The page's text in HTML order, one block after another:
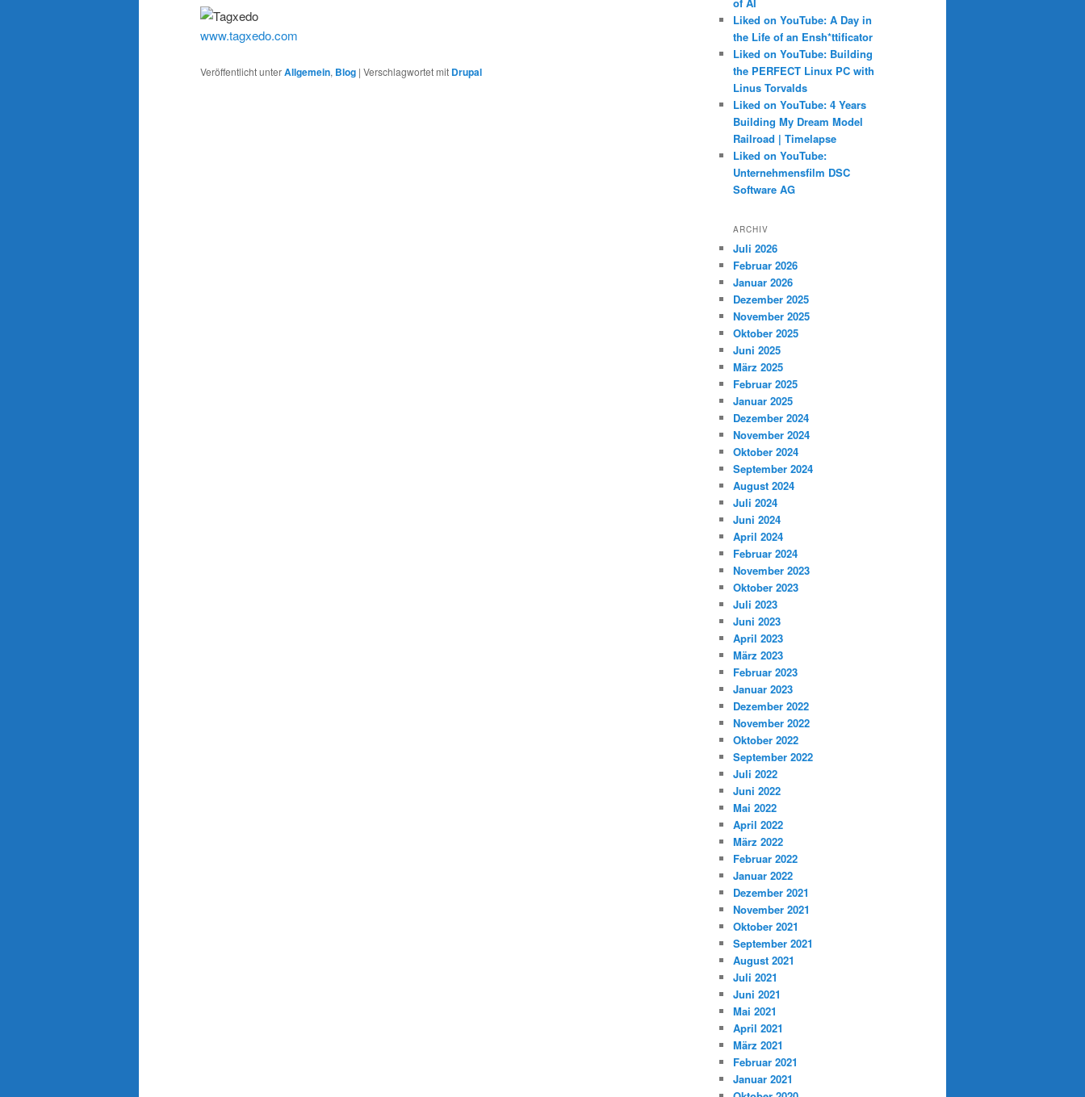
www.tagxedo.com
Veröffentlicht unterAllgemein, Blog | Verschlagwortet mit Drupal
Liked on YouTube: A Day in
the Life of an Ensh*ttificator
Liked on YouTube: Building
the PERFECT Linux PC with
Linus Torvalds
Liked on YouTube: 4 Years
Building My Dream Model
Railroad | Timelapse
Liked on YouTube:
Unternehmensfilm DSC
Software AG
ARCHIV
Juli 2026
Februar 2026
Januar 2026
Dezember 2025
November 2025
Oktober 2025
Juni 2025
März 2025
Februar 2025
Januar 2025
Dezember 2024
November 2024
Oktober 2024
September 2024
August 2024
Juli 2024
Juni 2024
April 2024
Februar 2024
November 2023
Oktober 2023
Juli 2023
Juni 2023
April 2023
März 2023
Februar 2023
Januar 2023
Dezember 2022
November 2022
Oktober 2022
September 2022
Juli 2022
Juni 2022
Mai 2022
April 2022
März 2022
Februar 2022
Januar 2022
Dezember 2021
November 2021
Oktober 2021
September 2021
August 2021
Juli 2021
Juni 2021
Mai 2021
April 2021
März 2021
Februar 2021
Januar 2021